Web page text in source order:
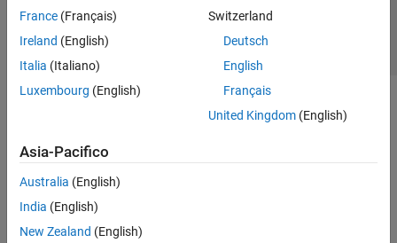
Raspberry Pi Blockset
Reinforcement Learning Toolbox
Robust Control Toolbox
Simulink Control Design
STM32 Microcontroller Blockset
France (Français)
Ireland (English)
Italia (Italiano)
Luxembourg (English)
Switzerland
Deutsch
English
Français
United Kingdom(English)
Asia-Pacifico
Australia (English)
India (English)
New Zealand (English)